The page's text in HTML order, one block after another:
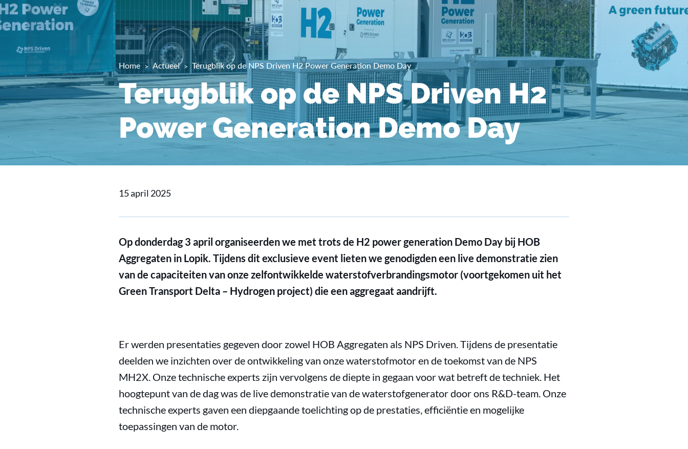
Home Actueel Terugblik op de NPS Driven H2 Power Generation Demo Day
Terugblik op de NPS Driven H2
Power Generation Demo Day
15 april 2025
Op donderdag 3 april organiseerden we met trots de H2 power generation Demo Day bij HOB
Aggregaten in Lopik. Tijdens dit exclusieve event lieten we genodigden een live demonstratie zien
van de capaciteiten van onze zelfontwikkelde waterstofverbrandingsmotor (voortgekomen uit het
Green Transport Delta – Hydrogen project) die een aggregaat aandrijft.
Er werden presentaties gegeven door zowel HOB Aggregaten als NPS Driven. Tijdens de presentatie
deelden we inzichten over de ontwikkeling van onze waterstofmotor en de toekomst van de NPS
MH2X. Onze technische experts zijn vervolgens de diepte in gegaan voor wat betreft de techniek. Het
hoogtepunt van de dag was de live demonstratie van de waterstofgenerator door ons R&D-team. Onze
technische experts gaven een diepgaande toelichting op de prestaties, efficiëntie en mogelijke
toepassingen van de motor.